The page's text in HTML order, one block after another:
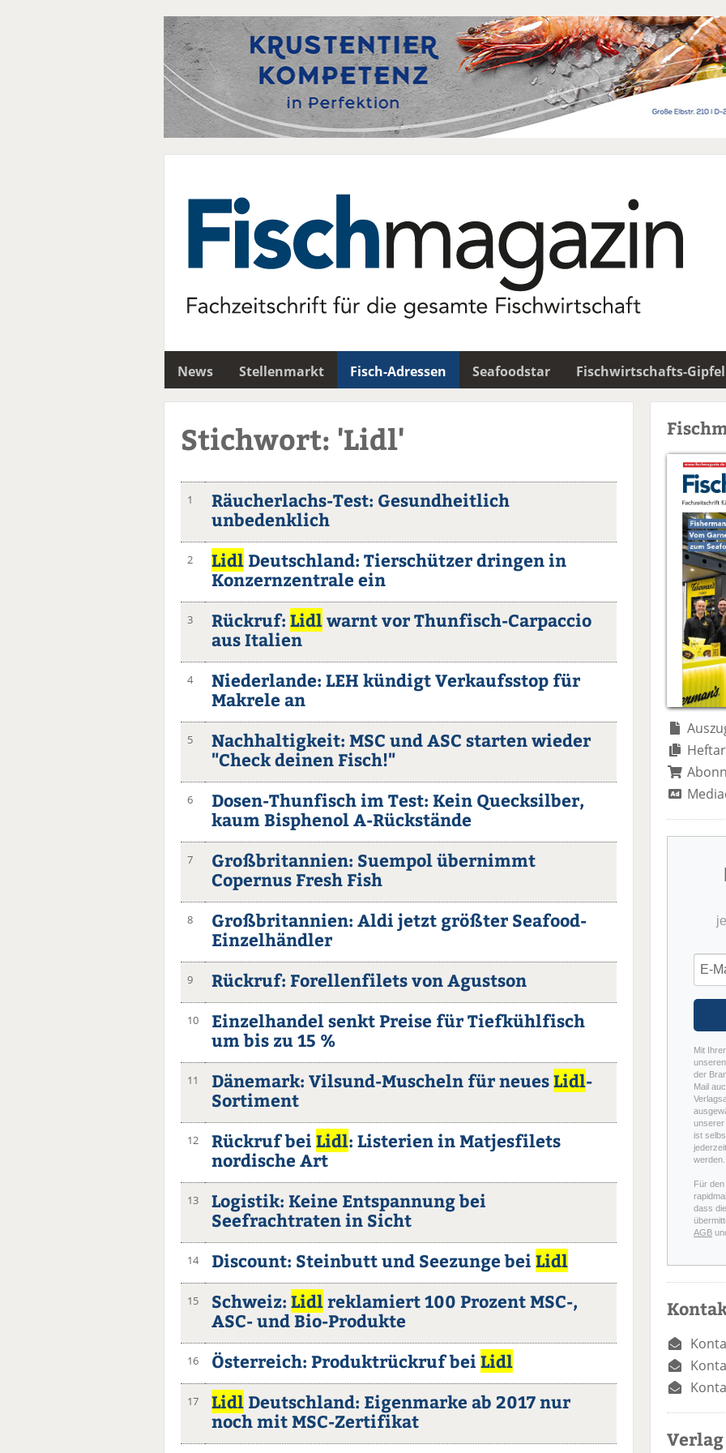
News Stellenmarkt Fisch-Adressen Seafoodstar Fischwirtschafts-Gipfel
Stichwort: 'Lidl'
1
Räucherlachs-Test: Gesundheitlich
unbedenklich
2 Lidl Deutschland: Tierschützer dringen in
Konzernzentrale ein
3 Rückruf: Lidlwarnt vor Thunfisch-Carpaccio
aus Italien
4
Niederlande: LEH kündigt Verkaufsstop für
Makrele an
5
Nachhaltigkeit: MSC und ASC starten wieder
"Check deinen Fisch!"
6
Dosen-Thunfisch im Test: Kein Quecksilber,
kaum Bisphenol A-Rückstände
7
Großbritannien: Suempol übernimmt
Copernus Fresh Fish
8
Großbritannien: Aldi jetzt größter Seafood-
Einzelhändler
9 Rückruf: Forellenfilets von Agustson
10
Einzelhandel senkt Preise für Tiefkühlfisch
um bis zu 15 %
11 Dänemark: Vilsund-Muscheln für neuesLidl-
Sortiment
12 Rückruf bei Lidl: Listerien in Matjesfilets
nordische Art
13
Logistik: Keine Entspannung bei
Seefrachtraten in Sicht
14 Discount: Steinbutt und Seezunge bei Lidl
15 Schweiz: Lidlreklamiert 100 Prozent MSC-,
ASC- und Bio-Produkte
16 Österreich: Produktrückruf bei Lidl
17 Lidl Deutschland: Eigenmarke ab 2017 nur
noch mit MSC-Zertifikat
Mit
der
Mail
unserer
ist
werden.
Für
dass
AGB
Verlag